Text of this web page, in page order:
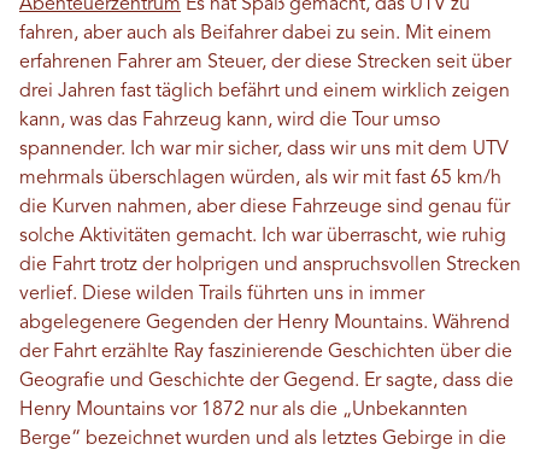
Abenteuerzentrum Es hat Spaß gemacht, das UTV zu
fahren, aber auch als Beifahrer dabei zu sein. Mit einem
erfahrenen Fahrer am Steuer, der diese Strecken seit über
drei Jahren fast täglich befährt und einem wirklich zeigen
kann, was das Fahrzeug kann, wird die Tour umso
spannender. Ich war mir sicher, dass wir uns mit dem UTV
mehrmals überschlagen würden, als wir mit fast 65 km/h
die Kurven nahmen, aber diese Fahrzeuge sind genau für
solche Aktivitäten gemacht. Ich war überrascht, wie ruhig
die Fahrt trotz der holprigen und anspruchsvollen Strecken
verlief. Diese wilden Trails führten uns in immer
abgelegenere Gegenden der Henry Mountains. Während
der Fahrt erzählte Ray faszinierende Geschichten über die
Geografie und Geschichte der Gegend. Er sagte, dass die
Henry Mountains vor 1872 nur als die „Unbekannten
Berge“ bezeichnet wurden und als letztes Gebirge in die